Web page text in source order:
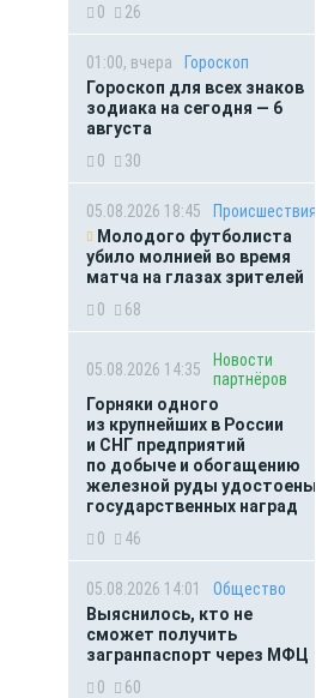
0
26
01:00, вчера
Гороскоп
Гороскоп для всех знаков
зодиака на сегодня — 6
августа
0
30
05.08.2026 18:45
Происшествия
Молодого футболиста
убило молнией во время
матча на глазах зрителей
0
68
05.08.2026 14:35
Новости
партнёров
Горняки одного
из крупнейших в России
и СНГ предприятий
по добыче и обогащению
железной руды удостоены
государственных наград
0
46
05.08.2026 14:01
Общество
Выяснилось, кто не
сможет получить
загранпаспорт через МФЦ
0
60